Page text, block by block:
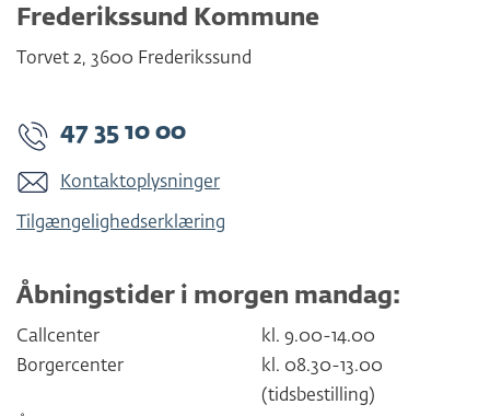
Frederikssund Kommune
Torvet 2, 3600 Frederikssund
47 35 10 00
Kontaktoplysninger
Tilgængelighedserklæring
Åbningstider i morgen mandag:
Callcenter
kl. 9.00-14.00
Borgercenter
kl. 08.30-13.00
(tidsbestilling)